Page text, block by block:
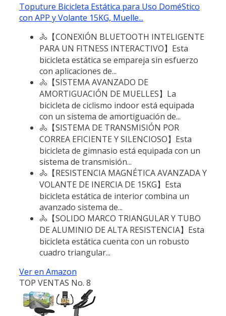
Toputure Bicicleta Estática para Uso DoméStico
con APP y Volante 15KG, Muelle...
🚴【CONEXIÓN BLUETOOTH INTELIGENTE
PARA UN FITNESS INTERACTIVO】Esta
bicicleta estática se empareja sin esfuerzo
con aplicaciones de...
🚴【SISTEMA AVANZADO DE
AMORTIGUACIÓN DE MUELLES】La
bicicleta de ciclismo indoor está equipada
con un sistema de amortiguación de...
🚴【SISTEMA DE TRANSMISIÓN POR
CORREA EFICIENTE Y SILENCIOSO】Esta
bicicleta de gimnasio está equipada con un
sistema de transmisión...
🚴【RESISTENCIA MAGNÉTICA AVANZADA Y
VOLANTE DE INERCIA DE 15KG】Esta
bicicleta estática de interior combina un
avanzado sistema de...
🚴【SOLIDO MARCO TRIANGULAR Y TUBO
DE ALUMINIO DE ALTA RESISTENCIA】Esta
bicicleta estática cuenta con un robusto
cuadro triangular...
Ver en Amazon
TOP VENTAS No. 8